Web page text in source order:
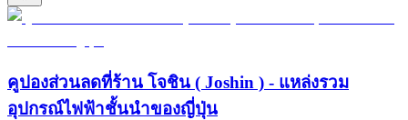
คูปองส่วนลดที่ร้าน โจชิน ( Joshin ) - แหล่งรวม
อุปกรณ์ไฟฟ้าชั้นนำของญี่ปุ่น